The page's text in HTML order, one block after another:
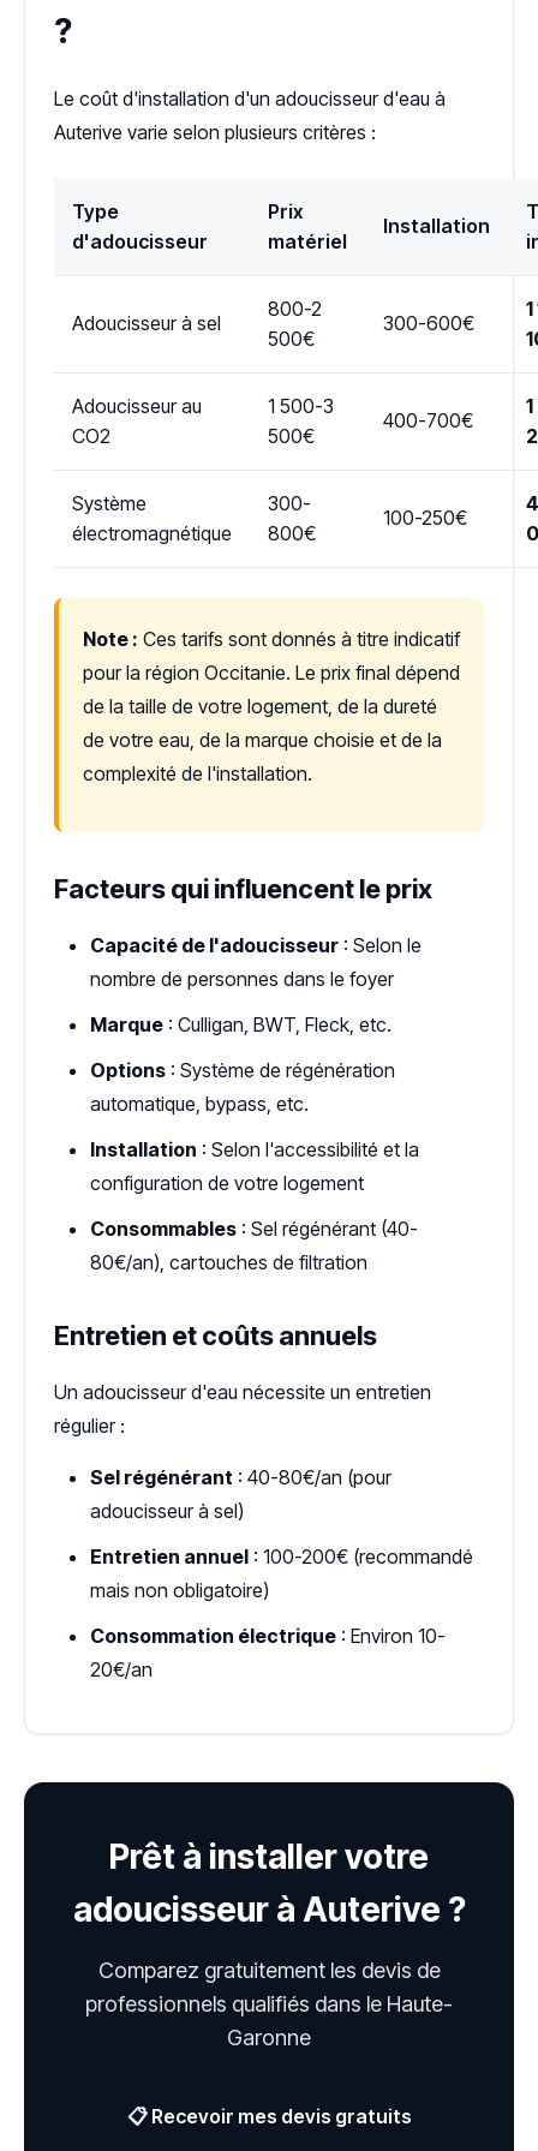
?
Le coût d'installation d'un adoucisseur d'eau à
Auterive varie selon plusieurs critères :
Type
d'adoucisseur
Prix
matériel
Installation
Adoucisseur à sel
800-2
500€
300-600€
Adoucisseur au
CO2
1 500-3
500€
400-700€
Système
électromagnétique
300-
800€
100-250€
Note : Ces tarifs sont donnés à titre indicatif
pour la région Occitanie. Le prix final dépend
de la taille de votre logement, de la dureté
de votre eau, de la marque choisie et de la
complexité de l'installation.
Facteurs qui influencent le prix
Capacité de l'adoucisseur : Selon le
nombre de personnes dans le foyer
Marque : Culligan, BWT, Fleck, etc.
Options : Système de régénération
automatique, bypass, etc.
Installation : Selon l'accessibilité et la
configuration de votre logement
Consommables : Sel régénérant (40-
80€/an), cartouches de filtration
Entretien et coûts annuels
Un adoucisseur d'eau nécessite un entretien
régulier :
Sel régénérant : 40-80€/an (pour
adoucisseur à sel)
Entretien annuel : 100-200€ (recommandé
mais non obligatoire)
Consommation électrique : Environ 10-
20€/an
Prêt à installer votre
adoucisseur à Auterive ?
Comparez gratuitement les devis de
professionnels qualifiés dans le Haute-
Garonne
📋 Recevoir mes devis gratuits